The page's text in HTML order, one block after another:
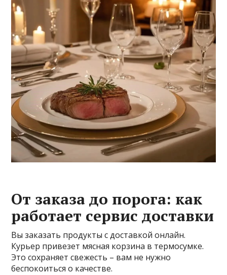
От заказа до порога: как
работает сервис доставки
Вы заказать продукты с доставкой онлайн.
Курьер привезет мясная корзина в термосумке.
Это сохраняет свежесть – вам не нужно
беспокоиться о качестве.